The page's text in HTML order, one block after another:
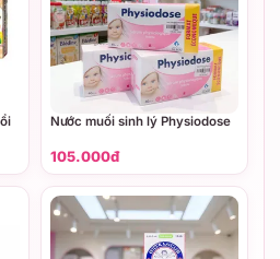
Nước muối sinh lý Physiodose
105.000đ